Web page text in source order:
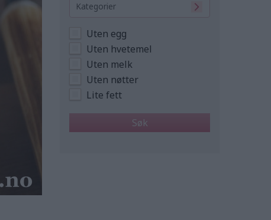
Kategorier
Uten egg
Uten hvetemel
Uten melk
Uten nøtter
Lite fett